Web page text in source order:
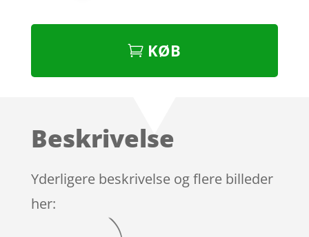
KØB
Beskrivelse
Yderligere beskrivelse og flere billeder
her: